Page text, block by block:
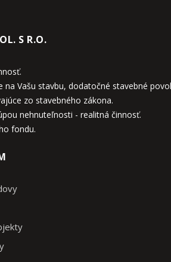
S R.O.
Vašu stavbu, dodatočné stavebné
zo stavebného zákona.
nehnuteľnosti - realitná činnosť.
fondu.